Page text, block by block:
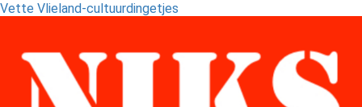
Vette Vlieland-cultuurdingetjes